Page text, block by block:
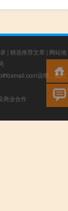
| 精选推荐文章 | 网站地
说明，我们
商业合作